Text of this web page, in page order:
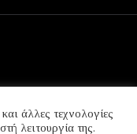
άλλες τεχνολογίες
λειτουργία της.